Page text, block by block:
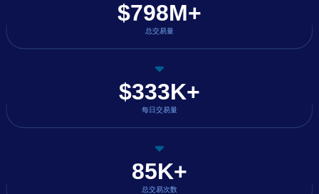
$798M+
总交易量
$333K+
每日交易量
85K+
总交易次数